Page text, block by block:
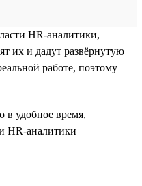
HR-аналитики,
их и дадут развёрнутую
работе, поэтому
в удобное время,
HR-аналитики